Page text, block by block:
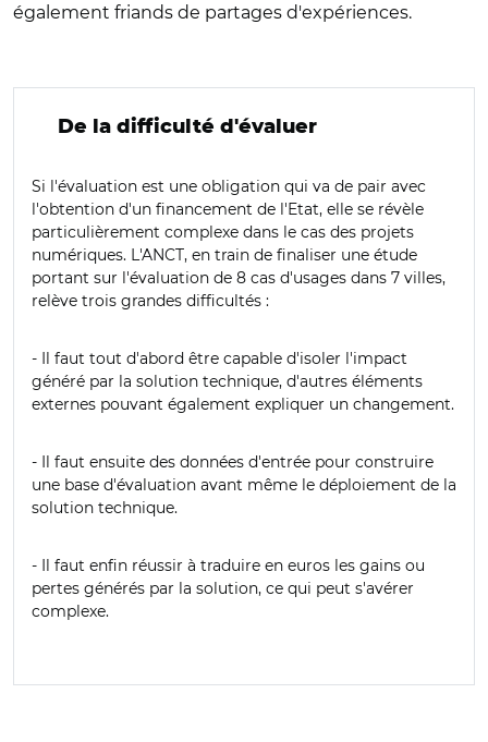
également friands de partages d'expériences.
De la difficulté d'évaluer
Si l'évaluation est une obligation qui va de pair avec
l'obtention d'un financement de l'Etat, elle se révèle
particulièrement complexe dans le cas des projets
numériques. L'ANCT, en train de finaliser une étude
portant sur l'évaluation de 8 cas d'usages dans 7 villes,
relève trois grandes difficultés :
- Il faut tout d'abord être capable d'isoler l'impact
généré par la solution technique, d'autres éléments
externes pouvant également expliquer un changement.
- Il faut ensuite des données d'entrée pour construire
une base d'évaluation avant même le déploiement de la
solution technique.
- Il faut enfin réussir à traduire en euros les gains ou
pertes générés par la solution, ce qui peut s'avérer
complexe.